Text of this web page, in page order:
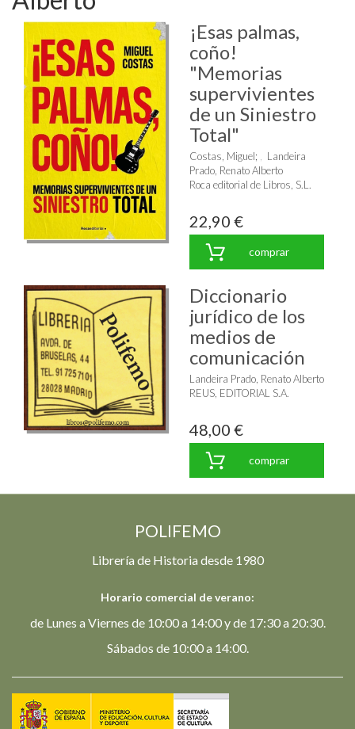
¡Esas palmas,
coño!
"Memorias
supervivientes
de un Siniestro
Total"
Costas, Miguel;
Landeira
Prado, Renato Alberto
Roca editorial de Libros, S.L.
22,90 €
comprar
Diccionario
jurídico de los
medios de
comunicación
Landeira Prado, Renato Alberto
REUS, EDITORIAL S.A.
48,00 €
comprar
POLIFEMO
Librería de Historia desde 1980
Horario comercial de verano:
de Lunes a Viernes de 10:00 a 14:00 y de 17:30 a 20:30.
Sábados de 10:00 a 14:00.